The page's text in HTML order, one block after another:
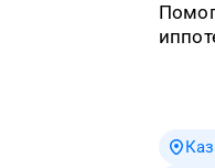
Помогли оплатить занятия